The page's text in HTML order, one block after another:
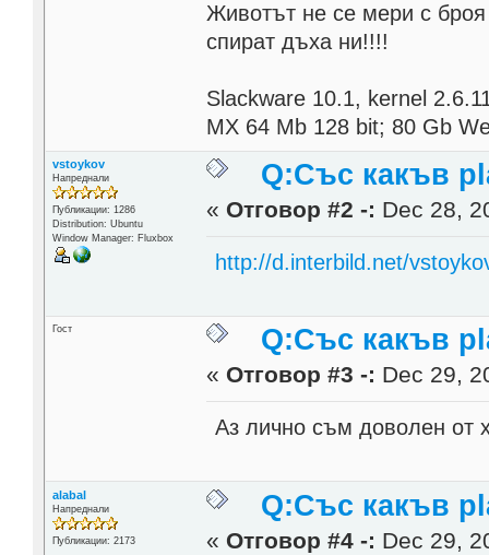
Животът не се мери с
спират дъха ни!!!!
Slackware 10.1, kernel
MX 64 Mb 128 bit; 80 Gb
vstoykov
Напреднали
Публикации: 1286
Distribution: Ubuntu
Window Manager: Fluxbox
Q:Със какъв
« Отговор #2 -: Dec 28,
http://d.interbild.net/
Гост Q:Със какъв
« Отговор #3 -: Dec 29,
Аз лично съм доволен от
alabal
Напреднали
Публикации: 2173
Q:Със какъв
« Отговор #4 -: Dec 29,